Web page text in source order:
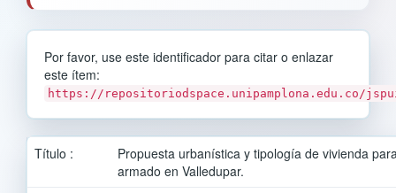
Por favor, use este identificador para citar o enlazar
este ítem:
https://repositoriodspace.unipamplona.edu.co/
Título :
Propuesta urbanística y tipología de vivienda
armado en Valledupar.